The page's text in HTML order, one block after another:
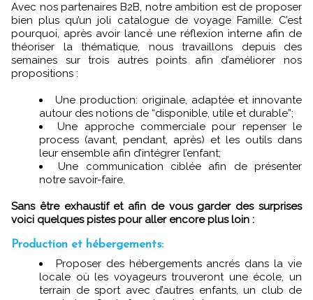
Avec nos partenaires B2B, notre ambition est de proposer
bien plus qu’un joli catalogue de voyage Famille. C’est
pourquoi, après avoir lancé une réflexion interne afin de
théoriser la thématique, nous travaillons depuis des
semaines sur trois autres points afin d’améliorer nos
propositions :
Une production: originale, adaptée et innovante
autour des notions de “disponible, utile et durable”;
Une approche commerciale pour repenser le
process (avant, pendant, après) et les outils dans
leur ensemble afin d’intégrer l’enfant;
Une communication ciblée afin de présenter
notre savoir-faire.
Sans être exhaustif et afin de vous garder des surprises
voici quelques pistes pour aller encore plus loin :
Production et hébergements:
Proposer des hébergements ancrés dans la vie
locale où les voyageurs trouveront une école, un
terrain de sport avec d’autres enfants, un club de